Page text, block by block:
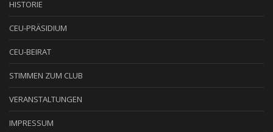
HISTORIE
CEU-PRÄSIDIUM
CEU-BEIRAT
STIMMEN ZUM CLUB
VERANSTALTUNGEN
IMPRESSUM